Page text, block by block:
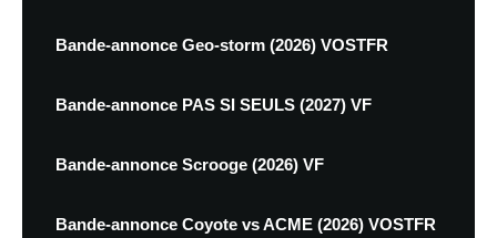
Bande-annonce Geo-storm (2026) VOSTFR
Bande-annonce PAS SI SEULS (2027) VF
Bande-annonce Scrooge (2026) VF
Bande-annonce Coyote vs ACME (2026) VOSTFR